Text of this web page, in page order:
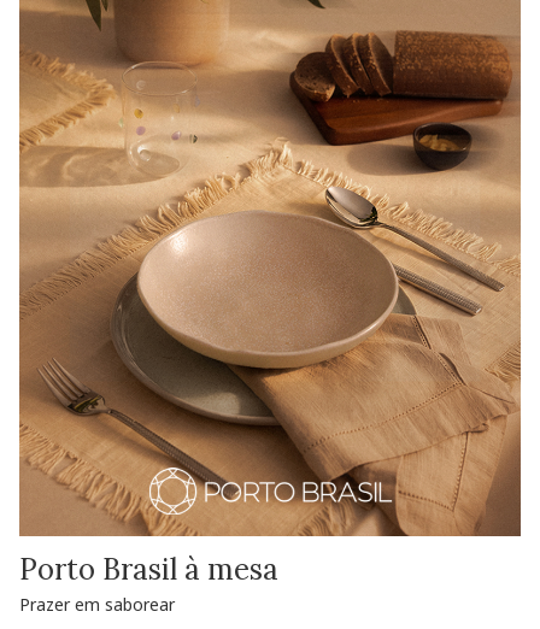
Porto Brasil à mesa
Prazer em saborear